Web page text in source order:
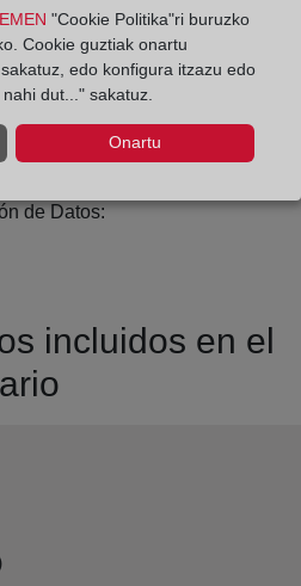
de Datos:
incluidos en el
"Cookie Politika"ri buruzko
Cookie guztiak onartu
edo konfigura itzazu edo
dut..." sakatuz.
Onartu